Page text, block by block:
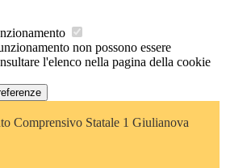
non possono essere
l'elenco nella pagina della cookie
Comprensivo Statale 1 Giulianova